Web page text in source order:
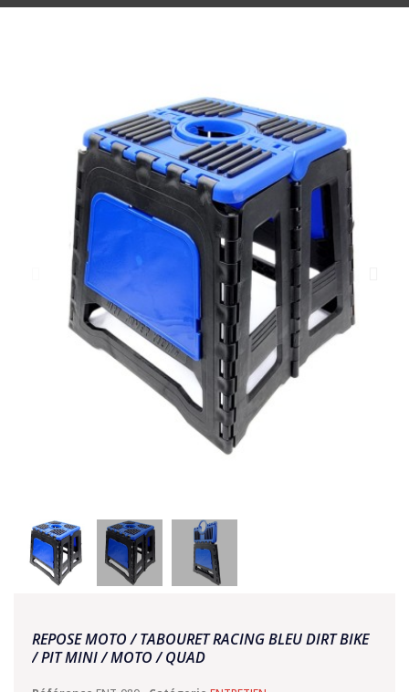
REPOSE MOTO / TABOURET RACING BLEU DIRT BIKE
/ PIT MINI / MOTO / QUAD